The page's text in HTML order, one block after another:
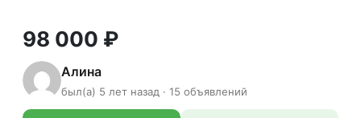
98 000 ₽
Алина
был(а) 5 лет назад · 15 объявлений